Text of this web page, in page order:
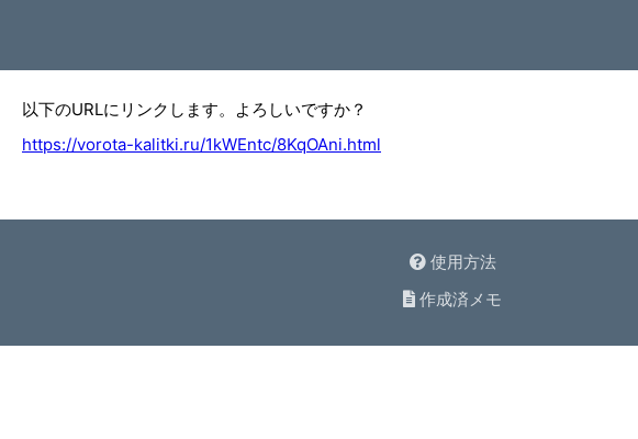
以下のURLにリンクします。よろしいですか？
https://vorota-kalitki.ru/1kWEntc/8KqOAni.html
使用方法
作成済メモ